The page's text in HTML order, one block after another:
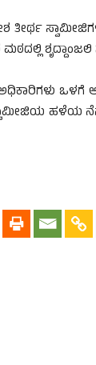
ತೀರ್ಥ
ಶೃದ್ದಾಂಜಲಿ
ಒಳಗೆ
ಹಳೆಯ